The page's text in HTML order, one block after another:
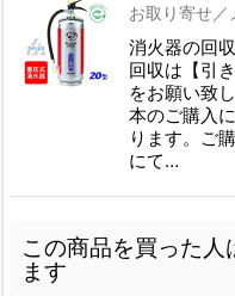
お取り寄せ／
消火器の回
回収は【引
をお願い致
本のご購入
ります。ご
にて…
この商品を買った
ます